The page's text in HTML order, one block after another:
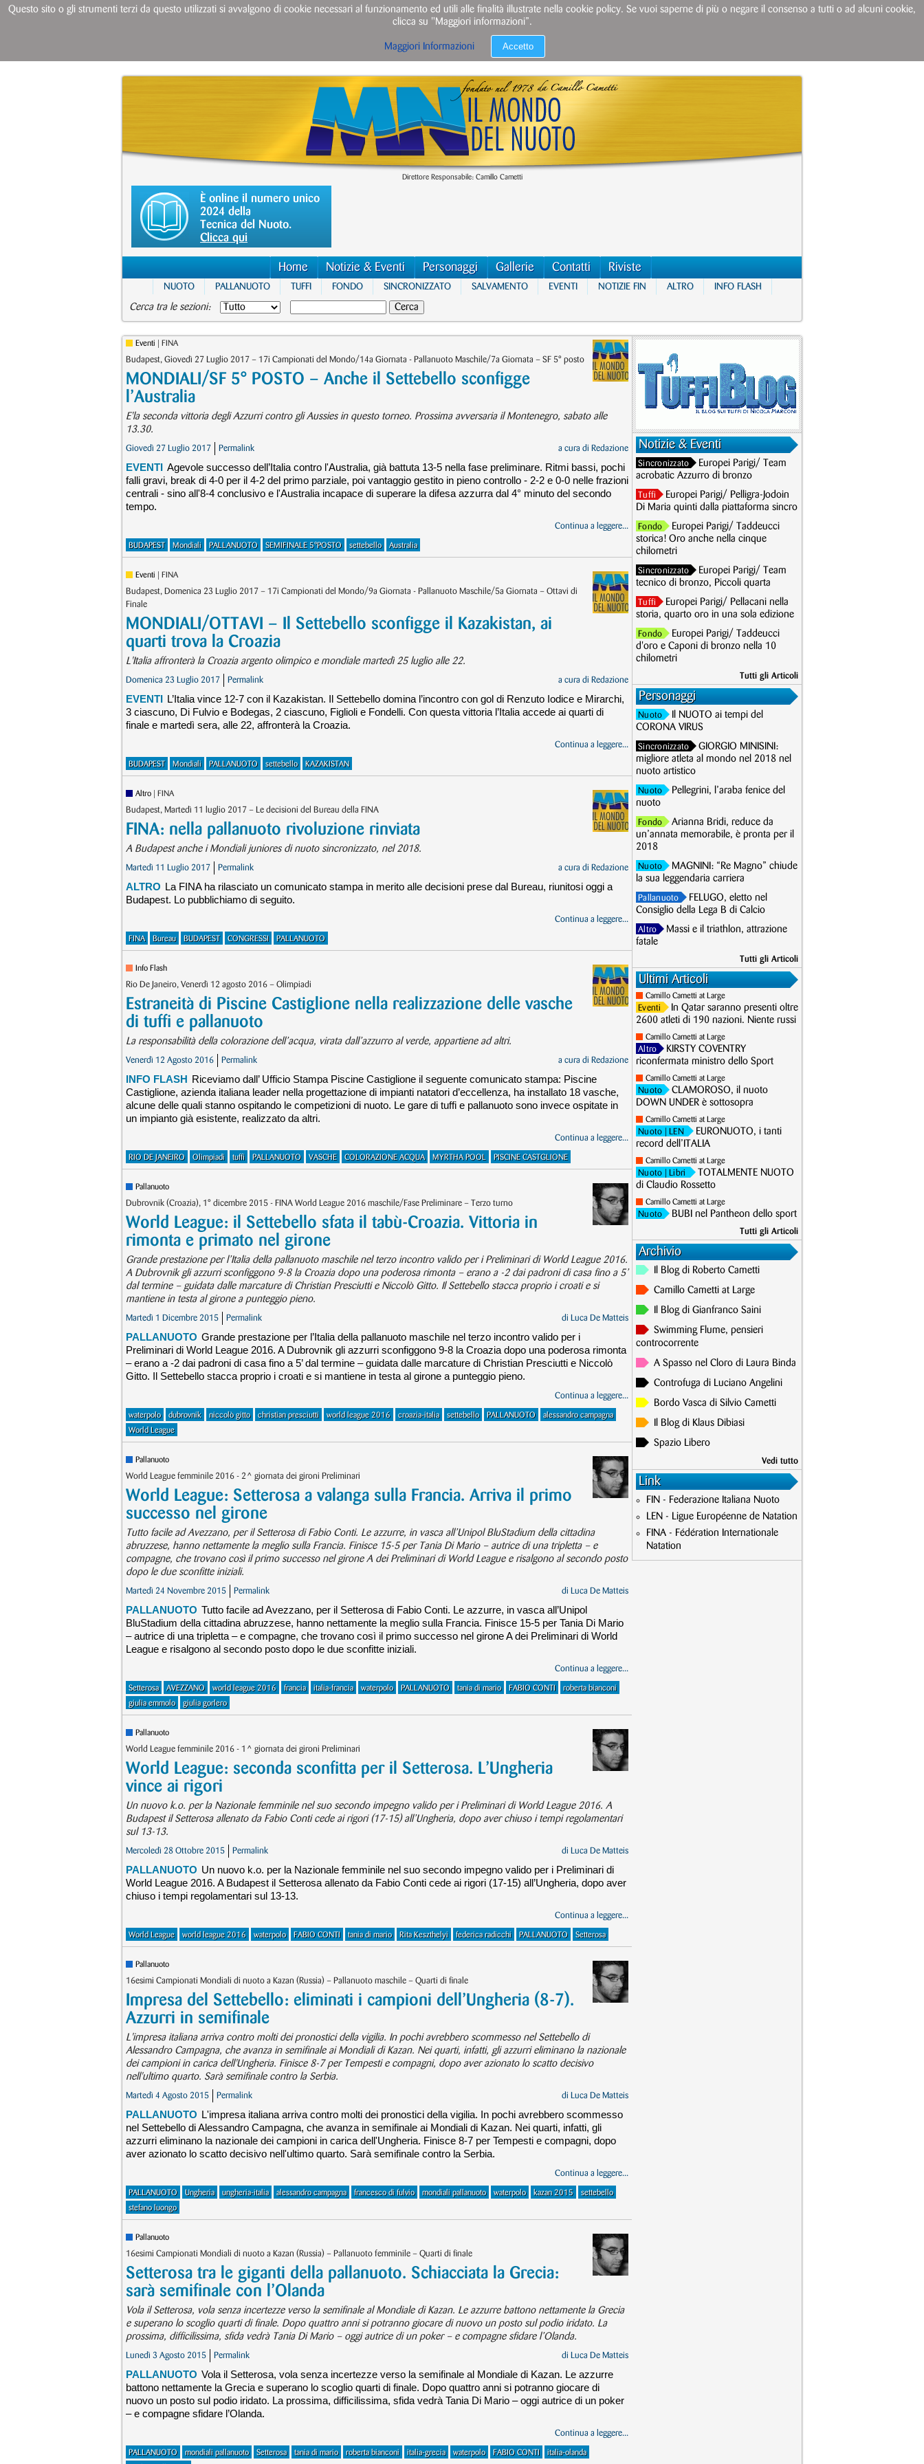
Direttore Responsabile: Camillo Cametti
È online il numero unico
2024 della
Tecnica del Nuoto.
Clicca qui
Home Notizie & Eventi Personaggi Gallerie Contatti Riviste
NUOTO PALLANUOTO TUFFI FONDO SINCRONIZZATO SALVAMENTO EVENTI NOTIZIE FIN ALTRO INFO FLASH
Cerca tra le sezioni:
Eventi | FINA
Budapest, Giovedì 27 Luglio 2017 – 17i Campionati del Mondo/14a Giornata - Pallanuoto Maschile/7a Giornata – SF 5° posto
MONDIALI/SF 5° POSTO – Anche il Settebello sconfigge
l’Australia
E'la seconda vittoria degli Azzurri contro gli Aussies in questo torneo. Prossima avversaria il Montenegro, sabato alle
13.30.
Giovedì 27 Luglio 2017 Permalink a cura di Redazione
EVENTI Agevole successo dell’Italia contro l'Australia, già battuta 13-5 nella fase preliminare. Ritmi bassi, pochi
falli gravi, break di 4-0 per il 4-2 del primo parziale, poi vantaggio gestito in pieno controllo - 2-2 e 0-0 nelle frazioni
centrali - sino all'8-4 conclusivo e l'Australia incapace di superare la difesa azzurra dal 4° minuto del secondo
tempo.
Continua a leggere...
BUDAPEST Mondiali PALLANUOTO SEMIFINALE 5°POSTO settebello Australia
Eventi | FINA
Budapest, Domenica 23 Luglio 2017 – 17i Campionati del Mondo/9a Giornata - Pallanuoto Maschile/5a Giornata – Ottavi di
Finale
MONDIALI/OTTAVI – Il Settebello sconfigge il Kazakistan, ai
quarti trova la Croazia
L'Italia affronterà la Croazia argento olimpico e mondiale martedì 25 luglio alle 22.
Domenica 23 Luglio 2017 Permalink a cura di Redazione
EVENTI L’Italia vince 12-7 con il Kazakistan. Il Settebello domina l’incontro con gol di Renzuto Iodice e Mirarchi,
3 ciascuno, Di Fulvio e Bodegas, 2 ciascuno, Figlioli e Fondelli. Con questa vittoria l’Italia accede ai quarti di
finale e martedì sera, alle 22, affronterà la Croazia.
Continua a leggere...
BUDAPEST Mondiali PALLANUOTO settebello KAZAKISTAN
Altro | FINA
Budapest, Martedì 11 luglio 2017 – Le decisioni del Bureau della FINA
FINA: nella pallanuoto rivoluzione rinviata
A Budapest anche i Mondiali juniores di nuoto sincronizzato, nel 2018.
Martedì 11 Luglio 2017 Permalink a cura di Redazione
ALTRO La FINA ha rilasciato un comunicato stampa in merito alle decisioni prese dal Bureau, riunitosi oggi a
Budapest. Lo pubblichiamo di seguito.
Continua a leggere...
FINA Bureau BUDAPEST CONGRESSI PALLANUOTO
Info Flash
Rio De Janeiro, Venerdì 12 agosto 2016 – Olimpiadi
Estraneità di Piscine Castiglione nella realizzazione delle vasche
di tuffi e pallanuoto
La responsabilità della colorazione dell’acqua, virata dall’azzurro al verde, appartiene ad altri.
Venerdì 12 Agosto 2016 Permalink a cura di Redazione
INFO FLASH Riceviamo dall’ Ufficio Stampa Piscine Castiglione il seguente comunicato stampa: Piscine
Castiglione, azienda italiana leader nella progettazione di impianti natatori d’eccellenza, ha installato 18 vasche,
alcune delle quali stanno ospitando le competizioni di nuoto. Le gare di tuffi e pallanuoto sono invece ospitate in
un impianto già esistente, realizzato da altri.
Continua a leggere...
RIO DE JANEIRO Olimpiadi tuffi PALLANUOTO VASCHE COLORAZIONE ACQUA MYRTHA POOL PISCINE CASTGLIONE
Pallanuoto
Dubrovnik (Croazia), 1° dicembre 2015 - FINA World League 2016 maschile/Fase Preliminare – Terzo turno
World League: il Settebello sfata il tabù-Croazia. Vittoria in
rimonta e primato nel girone
Grande prestazione per l’Italia della pallanuoto maschile nel terzo incontro valido per i Preliminari di World League 2016.
A Dubrovnik gli azzurri sconfiggono 9-8 la Croazia dopo una poderosa rimonta – erano a -2 dai padroni di casa fino a 5’
dal termine – guidata dalle marcature di Christian Presciutti e Niccolò Gitto. Il Settebello stacca proprio i croati e si
mantiene in testa al girone a punteggio pieno.
Martedì 1 Dicembre 2015 Permalink di Luca De Matteis
PALLANUOTO Grande prestazione per l’Italia della pallanuoto maschile nel terzo incontro valido per i
Preliminari di World League 2016. A Dubrovnik gli azzurri sconfiggono 9-8 la Croazia dopo una poderosa rimonta
– erano a -2 dai padroni di casa fino a 5’ dal termine – guidata dalle marcature di Christian Presciutti e Niccolò
Gitto. Il Settebello stacca proprio i croati e si mantiene in testa al girone a punteggio pieno.
Continua a leggere...
waterpolo dubrovnik niccolò gitto christian presciutti world league 2016 croazia-italia settebello PALLANUOTO
alessandro campagna
World League
Pallanuoto
World League femminile 2016 - 2^ giornata dei gironi Preliminari
World League: Setterosa a valanga sulla Francia. Arriva il primo
successo nel girone
Tutto facile ad Avezzano, per il Setterosa di Fabio Conti. Le azzurre, in vasca all’Unipol BluStadium della cittadina
abruzzese, hanno nettamente la meglio sulla Francia. Finisce 15-5 per Tania Di Mario – autrice di una tripletta – e
compagne, che trovano così il primo successo nel girone A dei Preliminari di World League e risalgono al secondo posto
dopo le due sconfitte iniziali.
Martedì 24 Novembre 2015 Permalink di Luca De Matteis
PALLANUOTO Tutto facile ad Avezzano, per il Setterosa di Fabio Conti. Le azzurre, in vasca all’Unipol
BluStadium della cittadina abruzzese, hanno nettamente la meglio sulla Francia. Finisce 15-5 per Tania Di Mario
– autrice di una tripletta – e compagne, che trovano così il primo successo nel girone A dei Preliminari di World
League e risalgono al secondo posto dopo le due sconfitte iniziali.
Continua a leggere...
Setterosa AVEZZANO world league 2016 francia italia-francia waterpolo PALLANUOTO tania di mario FABIO CONTI
roberta bianconi
giulia emmolo
giulia gorlero
Pallanuoto
World League femminile 2016 - 1^ giornata dei gironi Preliminari
World League: seconda sconfitta per il Setterosa. L’Ungheria
vince ai rigori
Un nuovo k.o. per la Nazionale femminile nel suo secondo impegno valido per i Preliminari di World League 2016. A
Budapest il Setterosa allenato da Fabio Conti cede ai rigori (17-15) all’Ungheria, dopo aver chiuso i tempi regolamentari
sul 13-13.
Mercoledì 28 Ottobre 2015 Permalink di Luca De Matteis
PALLANUOTO Un nuovo k.o. per la Nazionale femminile nel suo secondo impegno valido per i Preliminari di
World League 2016. A Budapest il Setterosa allenato da Fabio Conti cede ai rigori (17-15) all’Ungheria, dopo aver
chiuso i tempi regolamentari sul 13-13.
Continua a leggere...
World League world league 2016 waterpolo FABIO CONTI tania di mario Rita Keszthelyi federica radicchi PALLANUOTO Setterosa
Pallanuoto
16esimi Campionati Mondiali di nuoto a Kazan (Russia) – Pallanuoto maschile – Quarti di finale
Impresa del Settebello: eliminati i campioni dell’Ungheria (8-7).
Azzurri in semifinale
L'impresa italiana arriva contro molti dei pronostici della vigilia. In pochi avrebbero scommesso nel Settebello di
Alessandro Campagna, che avanza in semifinale ai Mondiali di Kazan. Nei quarti, infatti, gli azzurri eliminano la nazionale
dei campioni in carica dell'Ungheria. Finisce 8-7 per Tempesti e compagni, dopo aver azionato lo scatto decisivo
nell'ultimo quarto. Sarà semifinale contro la Serbia.
Martedì 4 Agosto 2015 Permalink di Luca De Matteis
PALLANUOTO L'impresa italiana arriva contro molti dei pronostici della vigilia. In pochi avrebbero scommesso
nel Settebello di Alessandro Campagna, che avanza in semifinale ai Mondiali di Kazan. Nei quarti, infatti, gli
azzurri eliminano la nazionale dei campioni in carica dell'Ungheria. Finisce 8-7 per Tempesti e compagni, dopo
aver azionato lo scatto decisivo nell'ultimo quarto. Sarà semifinale contro la Serbia.
Continua a leggere...
PALLANUOTO Ungheria ungheria-italia alessandro campagna francesco di fulvio mondiali pallanuoto waterpolo kazan 2015
settebello
stefano luongo
Pallanuoto
16esimi Campionati Mondiali di nuoto a Kazan (Russia) – Pallanuoto femminile – Quarti di finale
Setterosa tra le giganti della pallanuoto. Schiacciata la Grecia:
sarà semifinale con l’Olanda
Vola il Setterosa, vola senza incertezze verso la semifinale al Mondiale di Kazan. Le azzurre battono nettamente la Grecia
e superano lo scoglio quarti di finale. Dopo quattro anni si potranno giocare di nuovo un posto sul podio iridato. La
prossima, difficilissima, sfida vedrà Tania Di Mario – oggi autrice di un poker – e compagne sfidare l’Olanda.
Lunedì 3 Agosto 2015 Permalink di Luca De Matteis
PALLANUOTO Vola il Setterosa, vola senza incertezze verso la semifinale al Mondiale di Kazan. Le azzurre
battono nettamente la Grecia e superano lo scoglio quarti di finale. Dopo quattro anni si potranno giocare di
nuovo un posto sul podio iridato. La prossima, difficilissima, sfida vedrà Tania Di Mario – oggi autrice di un poker
– e compagne sfidare l’Olanda.
Continua a leggere...
PALLANUOTO mondiali pallanuoto Setterosa tania di mario roberta bianconi italia-grecia waterpolo FABIO CONTI italia-olanda
Notizie & Eventi
Sincronizzato
Europei Parigi/ Team
acrobatic Azzurro di bronzo
Tuffi
Europei Parigi/ Pelligra-Jodoin
Di Maria quinti dalla piattaforma sincro
Fondo
Europei Parigi/ Taddeucci
storica! Oro anche nella cinque
chilometri
Sincronizzato
Europei Parigi/ Team
tecnico di bronzo, Piccoli quarta
Tuffi
Europei Parigi/ Pellacani nella
storia, quarto oro in una sola edizione
Fondo
Europei Parigi/ Taddeucci
d'oro e Caponi di bronzo nella 10
chilometri
Tutti gli Articoli
Personaggi
Nuoto
Il NUOTO ai tempi del
CORONA VIRUS
Sincronizzato
GIORGIO MINISINI:
migliore atleta al mondo nel 2018 nel
nuoto artistico
Nuoto
Pellegrini, l’araba fenice del
nuoto
Fondo
Arianna Bridi, reduce da
un’annata memorabile, è pronta per il
2018
Nuoto
MAGNINI: “Re Magno” chiude
la sua leggendaria carriera
Pallanuoto
FELUGO, eletto nel
Consiglio della Lega B di Calcio
Altro
Massi e il triathlon, attrazione
fatale
Tutti gli Articoli
Ultimi Articoli
Camillo Cametti at Large
Eventi
In Qatar saranno presenti oltre
2600 atleti di 190 nazioni. Niente russi
Camillo Cametti at Large
Altro
KIRSTY COVENTRY
riconfermata ministro dello Sport
Camillo Cametti at Large
Nuoto
CLAMOROSO, il nuoto
DOWN UNDER è sottosopra
Camillo Cametti at Large
Nuoto | LEN
EURONUOTO, i tanti
record dell’ITALIA
Camillo Cametti at Large
Nuoto | Libri
TOTALMENTE NUOTO
di Claudio Rossetto
Camillo Cametti at Large
Nuoto BUBI nel Pantheon dello sport
Tutti gli Articoli
Archivio
Il Blog di Roberto Cametti
Camillo Cametti at Large
Il Blog di Gianfranco Saini
Swimming Flume, pensieri
controcorrente
A Spasso nel Cloro di Laura Binda
Controfuga di Luciano Angelini
Bordo Vasca di Silvio Cametti
Il Blog di Klaus Dibiasi
Spazio Libero
Vedi tutto
Link
FIN - Federazione Italiana Nuoto
LEN - Ligue Européenne de Natation
FINA - Fédération Internationale
Natation
Questo sito o gli strumenti terzi da questo utilizzati si avvalgono di cookie necessari al funzionamento ed utili alle finalità illustrate nella cookie policy. Se vuoi saperne di più o negare il consenso a tutti o ad alcuni cookie,
clicca su "Maggiori informazioni”.
Maggiori Informazioni Accetto